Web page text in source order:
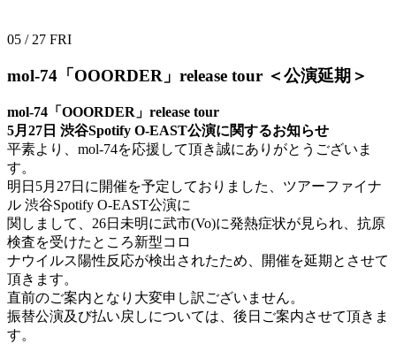
05 / 27 FRI
mol-74「OOORDER」release tour ＜公演延期＞
mol-74「OOORDER」release tour
5月27日 渋谷Spotify O-EAST公演に関するお知らせ
平素より、mol-74を応援して頂き誠にありがとうございま
す。
明日5月27日に開催を予定しておりました、ツアーファイナ
ル 渋谷Spotify O-EAST公演に
関しまして、26日未明に武市(Vo)に発熱症状が見られ、抗原
検査を受けたところ新型コロ
ナウイルス陽性反応が検出されたため、開催を延期とさせて
頂きます。
直前のご案内となり大変申し訳ございません。
振替公演及び払い戻しについては、後日ご案内させて頂きま
す。